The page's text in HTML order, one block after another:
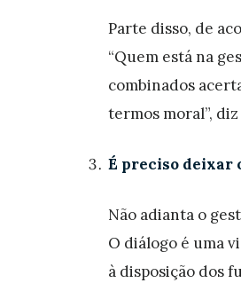
Parte disso, de
“Quem está na
combinados
termos moral”,
É preciso deixar
Não adianta o
O diálogo é uma
à disposição dos